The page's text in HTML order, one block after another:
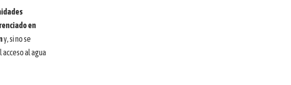
en
y, si no se
acceso al agua